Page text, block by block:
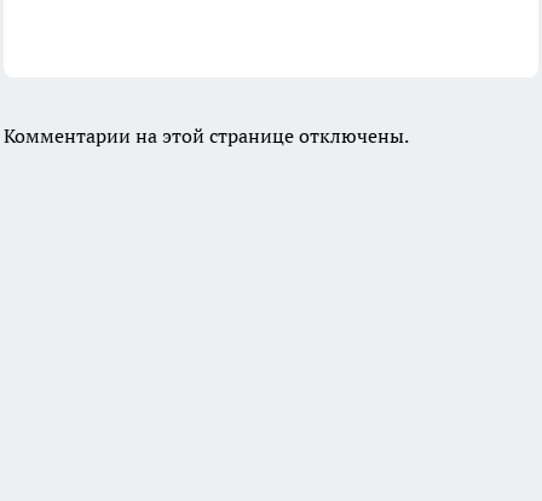
Комментарии на этой странице отключены.